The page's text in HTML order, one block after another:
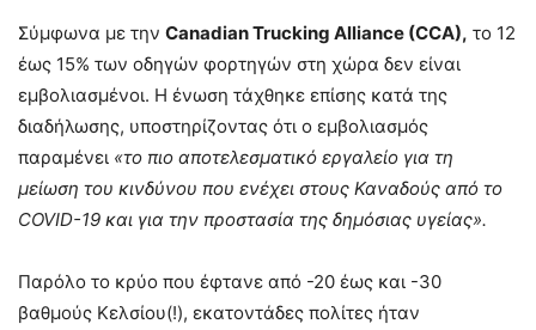
Σύμφωνα με την Canadian Trucking Alliance (CCA), το 12
έως 15% των οδηγών φορτηγών στη χώρα δεν είναι
εμβολιασμένοι. Η ένωση τάχθηκε επίσης κατά της
διαδήλωσης, υποστηρίζοντας ότι ο εμβολιασμός
παραμένει «το πιο αποτελεσματικό εργαλείο για τη
μείωση του κινδύνου που ενέχει στους Καναδούς από το
COVID-19 και για την προστασία της δημόσιας υγείας».
Παρόλο το κρύο που έφτανε από -20 έως και -30
βαθμούς Κελσίου(!), εκατοντάδες πολίτες ήταν